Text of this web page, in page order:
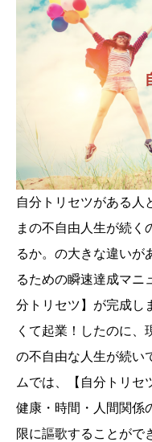
自分トリセツがある人
まの不自由人生が続く
るか。の大きな違いが
るための瞬速達成マニ
分トリセツ】が完成し
くて起業！したのに、
の不自由な人生が続い
ムでは、【自分トリセ
健康・時間・人間関係
限に謳歌することがで